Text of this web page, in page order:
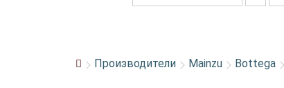
Производители Mainzu Bottega